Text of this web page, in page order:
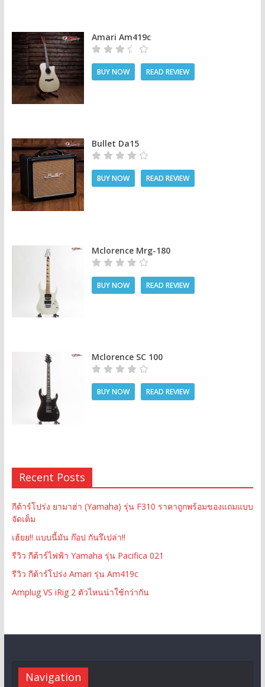
Amari Am419c
BUY NOW READ REVIEW
Bullet Da15
BUY NOW READ REVIEW
Mclorence Mrg-180
BUY NOW READ REVIEW
Mclorence SC 100
BUY NOW READ REVIEW
Recent Posts
กีต้าร์โปร่ง ยามาฮ่า (Yamaha) รุ่น F310 ราคาถูกพร้อมของแถมแบบ
จัดเต็ม
เฮ้ยย!! แบบนี้มัน ก๊อป กันรึเปล่า!!
รีวิว กีต้าร์ไฟฟ้า Yamaha รุ่น Pacifica 021
รีวิว กีต้าร์โปร่ง Amari รุ่น Am419c
Amplug VS iRig 2 ตัวไหนน่าใช้กว่ากัน
Navigation